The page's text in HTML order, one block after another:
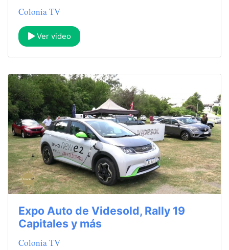
Colonia TV
Ver video
Expo Auto de Videsold, Rally 19
Capitales y más
Colonia TV